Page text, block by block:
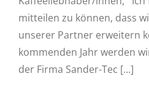
mitteilen zu können, dass
unserer Partner erweitern
kommenden Jahr werden
der Firma Sander-Tec [...]